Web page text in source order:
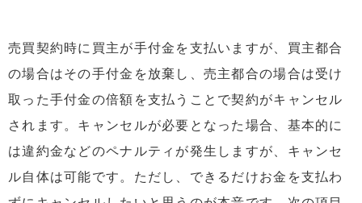
売買契約時に買主が手付金を支払いますが、買主都合
の場合はその手付金を放棄し、売主都合の場合は受け
取った手付金の倍額を支払うことで契約がキャンセル
されます。キャンセルが必要となった場合、基本的に
は違約金などのペナルティが発生しますが、キャンセ
ル自体は可能です。ただし、できるだけお金を支払わ